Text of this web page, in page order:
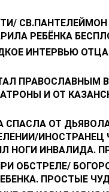
РЕБЁНКА
ИНТЕРВЬЮ
ПРАВОСЛАВНЫМ
И ОТ
СПАСЛА ОТ
НОГИ ИНВАЛИДА.
ОБСТРЕЛЕ/
ПРОСТЫЕ